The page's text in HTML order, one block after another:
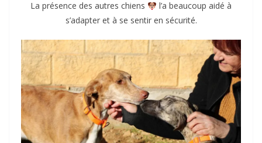
La présence des autres chiens
l’a beaucoup aidé à
s’adapter et à se sentir en sécurité.